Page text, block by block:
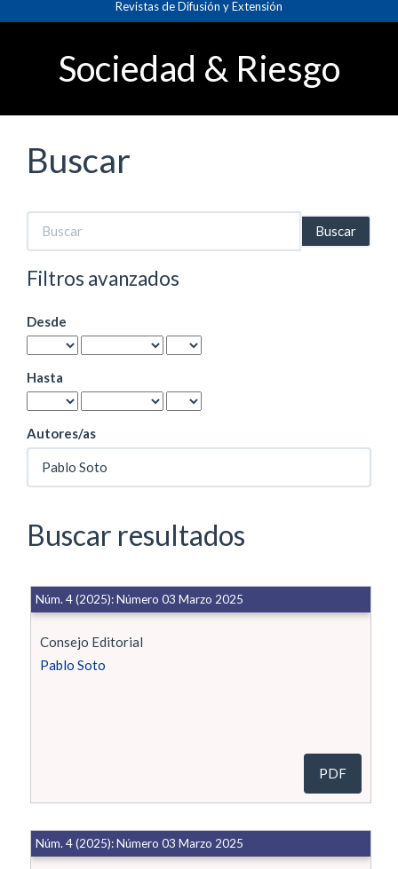
principal
principal
Barra
Revistas de Difusión y Extensión
Sociedad & Riesgo
Buscar
Buscar
artículos
por
Filtros avanzados
Desde
Hasta
Autores/as
Buscar resultados
Consejo Editorial
Pablo Soto
Núm. 4 (2025): Número 03 Marzo 2025
PDF
Núm. 4 (2025): Número 03 Marzo 2025